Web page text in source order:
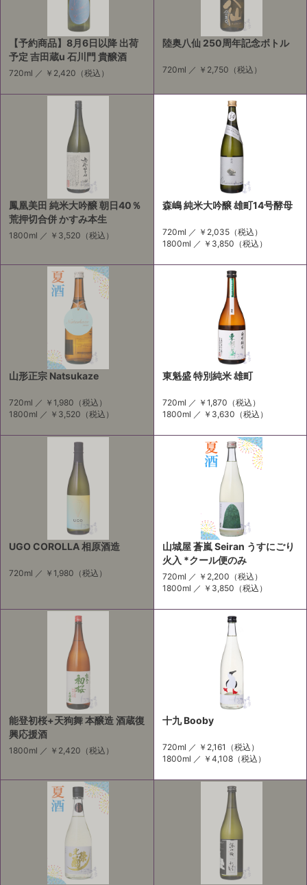
【予約商品】8月6日以降 出荷
予定 吉田蔵u 石川門 貴醸酒
720ml ／ ￥2,420 （税込）
陸奥八仙 250周年記念ボトル
720ml ／ ￥2,750 （税込）
鳳凰美田 純米大吟醸 朝日40％
荒押切合併 かすみ本生
1800ml ／ ￥3,520 （税込）
森嶋 純米大吟醸 雄町14号酵母
720ml ／ ￥2,035（税込）
1800ml ／ ￥3,850 （税込）
山形正宗 Natsukaze
720ml ／ ￥1,980 （税込）
1800ml ／ ￥3,520 （税込）
東魁盛 特別純米 雄町
720ml ／ ￥1,870 （税込）
1800ml ／ ￥3,630 （税込）
UGO COROLLA 相原酒造
720ml ／ ￥1,980 （税込）
山城屋 蒼嵐 Seiran うすにごり
火入 *クール便のみ
720ml ／ ￥2,200 （税込）
1800ml ／ ￥3,850 （税込）
能登初桜+天狗舞 本醸造 酒蔵復
興応援酒
1800ml ／ ￥2,420 （税込）
十九 Booby
720ml ／ ￥2,161 （税込）
1800ml ／ ￥4,108（税込）